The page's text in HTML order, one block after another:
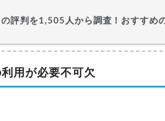
評判を1,505人から調査！おすすめ
用が必要不可欠